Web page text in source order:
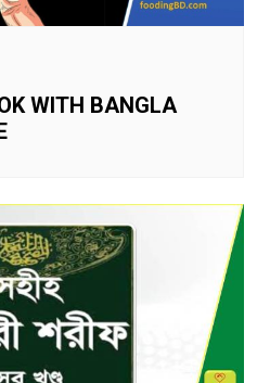
WITH BANGLA